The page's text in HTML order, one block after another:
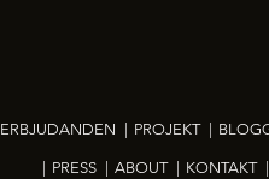
ERBJUDANDEN PROJEKT
PRESS ABOUT KONTAKT